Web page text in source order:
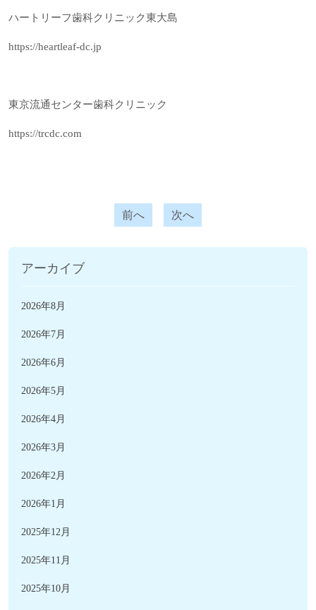
ハートリーフ歯科クリニック東大島
https://heartleaf-dc.jp
東京流通センター歯科クリニック
https://trcdc.com
前へ 次へ
アーカイブ
2026年8月
2026年7月
2026年6月
2026年5月
2026年4月
2026年3月
2026年2月
2026年1月
2025年12月
2025年11月
2025年10月